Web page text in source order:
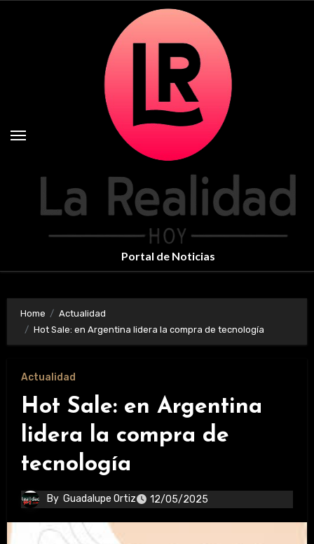
Portal de Noticias
Home
Actualidad
Hot Sale: en Argentina lidera la compra de tecnología
Actualidad
Hot Sale: en Argentina
lidera la compra de
tecnología
By Guadalupe Ortiz 12/05/2025